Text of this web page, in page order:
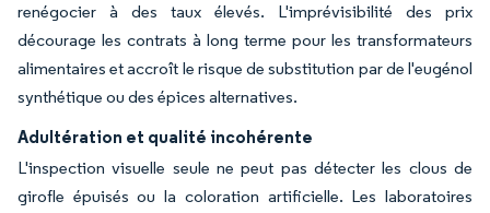
renégocier à des taux élevés. L'imprévisibilité des prix
décourage les contrats à long terme pour les transformateurs
alimentaires et accroît le risque de substitution par de l'eugénol
synthétique ou des épices alternatives.
Adultération et qualité incohérente
L'inspection visuelle seule ne peut pas détecter les clous de
girofle épuisés ou la coloration artificielle. Les laboratoires